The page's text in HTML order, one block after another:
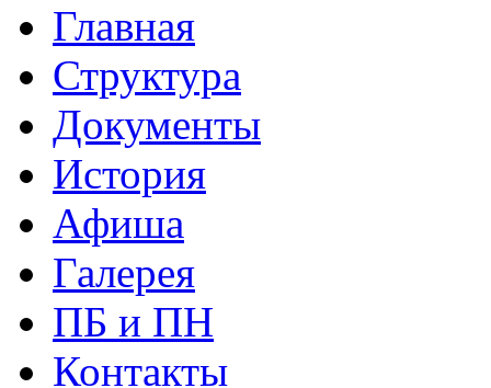
Главная
Структура
Документы
История
Афиша
Галерея
ПБ и ПН
Контакты